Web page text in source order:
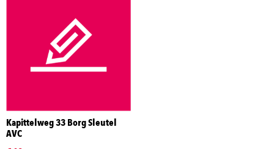
Kapittelweg 33 Borg Sleutel
AVC